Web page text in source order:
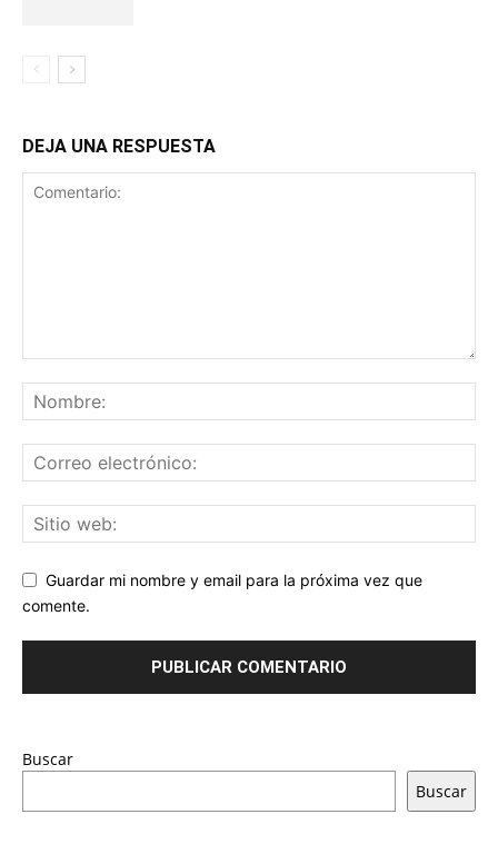
DEJA UNA RESPUESTA
Guardar mi nombre y email para la próxima vez que
comente.
Buscar
Buscar